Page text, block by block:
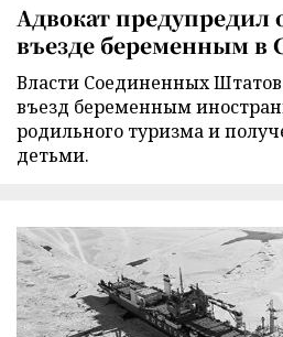
Адвокат предупредил
въезде беременным в
Власти Соединенных Штатов
въезд беременным
родильного туризма и
детьми.